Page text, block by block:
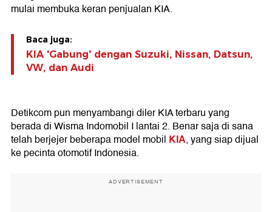
mulai membuka keran penjualan KIA.
Baca juga:
KIA 'Gabung' dengan Suzuki, Nissan, Datsun,
VW, dan Audi
Detikcom pun menyambangi diler KIA terbaru yang
berada di Wisma Indomobil I lantai 2. Benar saja di sana
telah berjejer beberapa model mobil KIA, yang siap dijual
ke pecinta otomotif Indonesia.
ADVERTISEMENT